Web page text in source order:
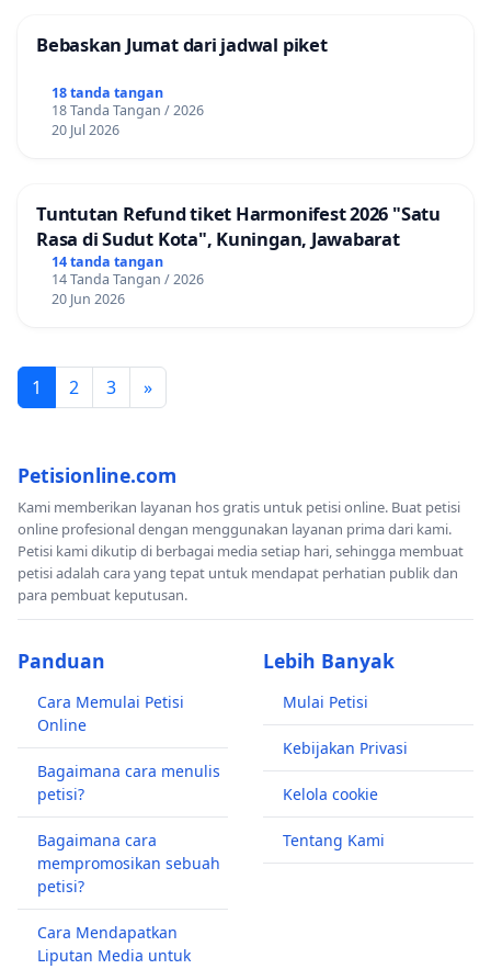
Bebaskan Jumat dari jadwal piket
18 tanda tangan
18 Tanda Tangan / 2026
20 Jul 2026
Tuntutan Refund tiket Harmonifest 2026 "Satu
Rasa di Sudut Kota", Kuningan, Jawabarat
14 tanda tangan
14 Tanda Tangan / 2026
20 Jun 2026
1 2 3 »
Petisionline.com
Kami memberikan layanan hos gratis untuk petisi online. Buat petisi
online profesional dengan menggunakan layanan prima dari kami.
Petisi kami dikutip di berbagai media setiap hari, sehingga membuat
petisi adalah cara yang tepat untuk mendapat perhatian publik dan
para pembuat keputusan.
Panduan
Cara Memulai Petisi
Online
Bagaimana cara menulis
petisi?
Bagaimana cara
mempromosikan sebuah
petisi?
Cara Mendapatkan
Liputan Media untuk
Lebih Banyak
Mulai Petisi
Kebijakan Privasi
Kelola cookie
Tentang Kami